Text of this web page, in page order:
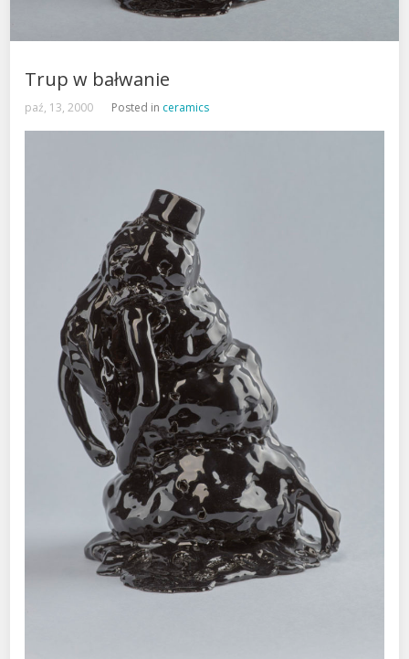
Trup w bałwanie
paź, 13, 2000 Posted in ceramics